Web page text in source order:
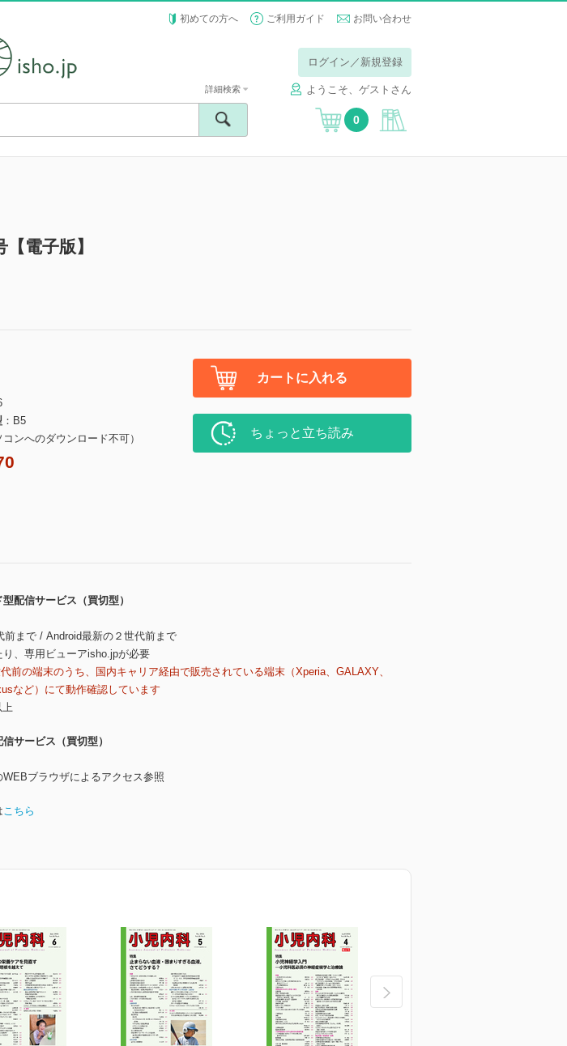
初めての方へ ご利用ガイド お問い合わせ
ログイン／新規登録
ようこそ、ゲストさん
詳細検索
0
電子版】
B5
ンへのダウンロード不可）
カートに入れる
ちょっと立ち読み
配信サービス（買切型）
前まで / Android最新の２世代前まで
、専用ビューアisho.jpが必要
前の端末のうち、国内キャリア経由で販売されている端末（Xperia、GALAXY、
など）にて動作確認しています
上
サービス（買切型）
ブラウザによるアクセス参照
こちら